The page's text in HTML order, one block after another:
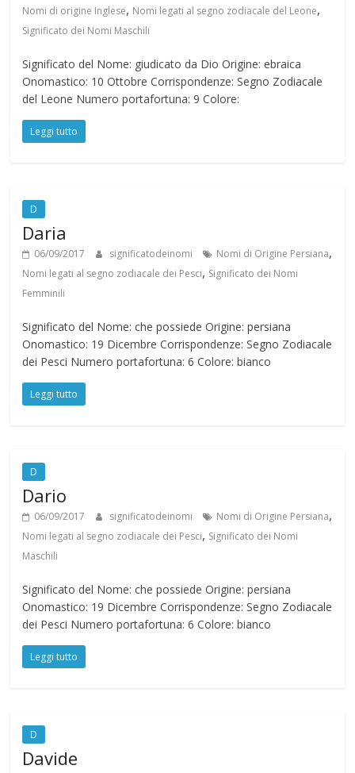
Nomi di origine Inglese, Nomi legati al segno zodiacale del Leone,
Significato dei Nomi Maschili
Significato del Nome: giudicato da Dio Origine: ebraica
Onomastico: 10 Ottobre Corrispondenze: Segno Zodiacale
del Leone Numero portafortuna: 9 Colore:
Leggi tutto
D
Daria
06/09/2017 significatodeinomi Nomi di Origine Persiana,
Nomi legati al segno zodiacale dei Pesci, Significato dei Nomi
Femminili
Significato del Nome: che possiede Origine: persiana
Onomastico: 19 Dicembre Corrispondenze: Segno Zodiacale
dei Pesci Numero portafortuna: 6 Colore: bianco
Leggi tutto
D
Dario
06/09/2017 significatodeinomi Nomi di Origine Persiana,
Nomi legati al segno zodiacale dei Pesci, Significato dei Nomi
Maschili
Significato del Nome: che possiede Origine: persiana
Onomastico: 19 Dicembre Corrispondenze: Segno Zodiacale
dei Pesci Numero portafortuna: 6 Colore: bianco
Leggi tutto
D
Davide